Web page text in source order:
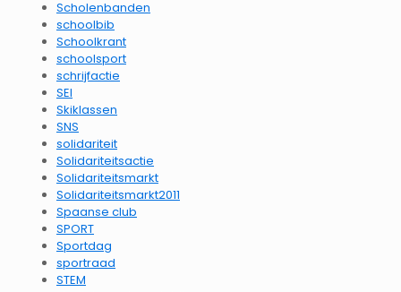
Scholenbanden
schoolbib
Schoolkrant
schoolsport
schrijfactie
SEI
Skiklassen
SNS
solidariteit
Solidariteitsactie
Solidariteitsmarkt
Solidariteitsmarkt2011
Spaanse club
SPORT
Sportdag
sportraad
STEM